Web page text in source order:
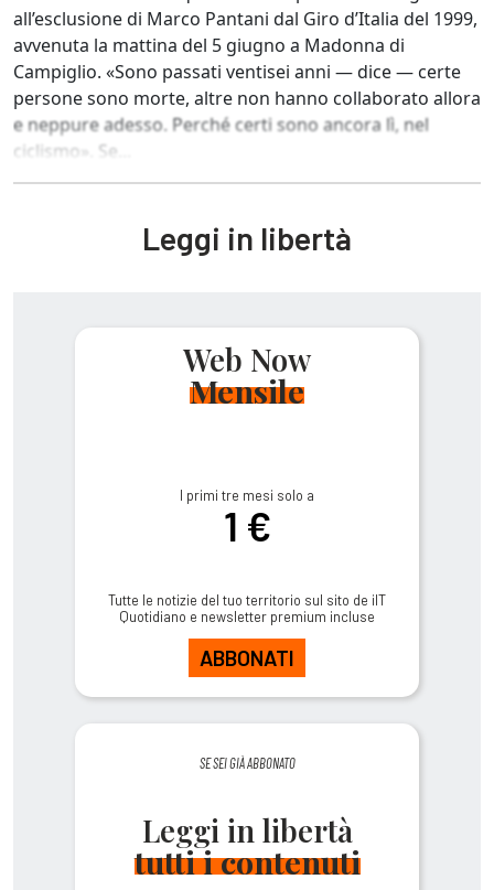
all’esclusione di Marco Pantani dal Giro d’Italia del 1999,
avvenuta la mattina del 5 giugno a Madonna di
Campiglio. «Sono passati ventisei anni — dice — certe
persone sono morte, altre non hanno collaborato allora
e neppure adesso. Perché certi sono ancora lì, nel
ciclismo». Se...
Leggi in libertà
Web Now
Mensile
I primi tre mesi solo a
1 €
Tutte le notizie del tuo territorio sul sito de ilT
Quotidiano e newsletter premium incluse
ABBONATI
SE SEI GIÀ ABBONATO
Leggi in libertà
tutti i contenuti